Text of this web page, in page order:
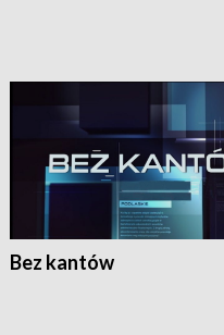
Bez kantów